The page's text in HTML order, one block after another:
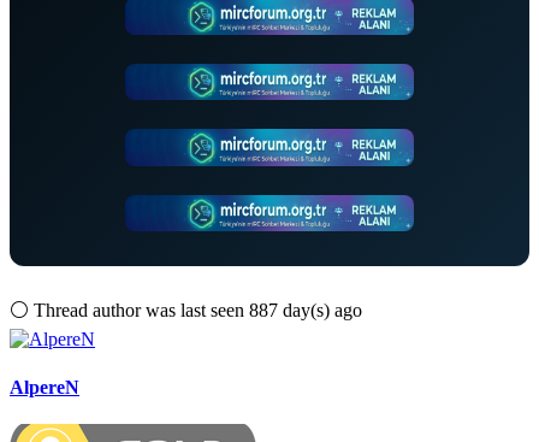
⚪ Thread author was last seen 887 day(s) ago
AlpereN